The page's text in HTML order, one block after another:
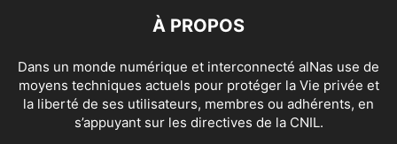
À PROPOS
Dans un monde numérique et interconnecté alNas use de
moyens techniques actuels pour protéger la Vie privée et
la liberté de ses utilisateurs, membres ou adhérents, en
s’appuyant sur les directives de la CNIL.